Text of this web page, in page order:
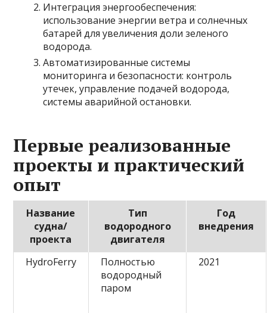
Интеграция энергообеспечения:
использование энергии ветра и солнечных
батарей для увеличения доли зеленого
водорода.
Автоматизированные системы
мониторинга и безопасности: контроль
утечек, управление подачей водорода,
системы аварийной остановки.
Первые реализованные
проекты и практический
опыт
Название
судна/
проекта
Тип
водородного
двигателя
Год
внедрения
HydroFerry
Полностью
водородный
паром
2021